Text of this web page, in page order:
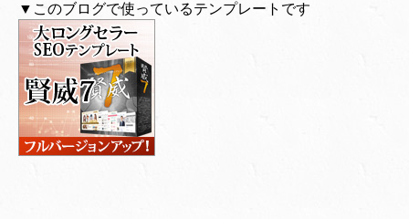
▼このブログで使っているテンプレートです